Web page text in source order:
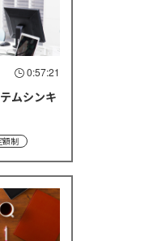
0:57:21
ムシンキ
額制